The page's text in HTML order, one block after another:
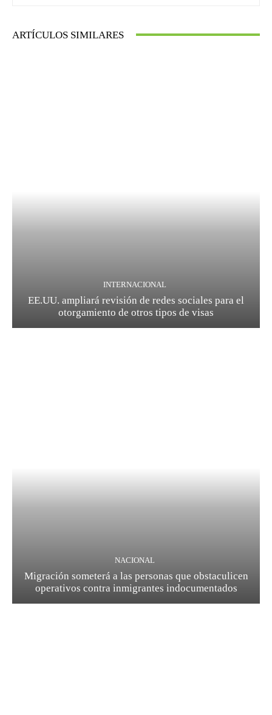
ARTÍCULOS SIMILARES
INTERNACIONAL
EE.UU. ampliará revisión de redes sociales para el
otorgamiento de otros tipos de visas
NACIONAL
Migración someterá a las personas que obstaculicen
operativos contra inmigrantes indocumentados